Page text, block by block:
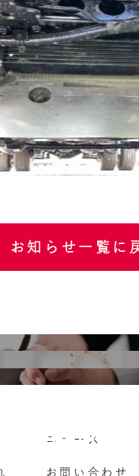
お知らせ一覧に
れ
ただくご質問
purchase
い取り
ニュース
お問い合わせ